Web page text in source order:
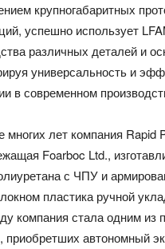
крупногабаритных
успешно использует
различных деталей и
универсальность и
в современном
многих лет компания Rapid
Foarboc Ltd.,
с ЧПУ и
пластика ручной
компания стала одним из
приобретших автономный